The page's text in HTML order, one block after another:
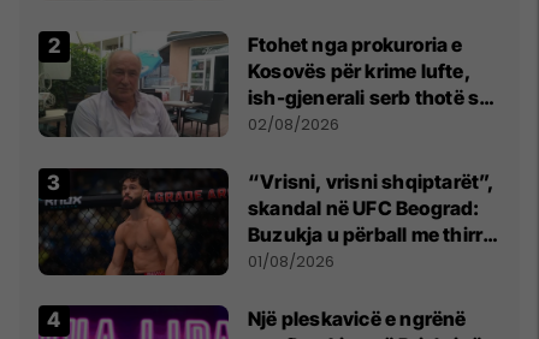
Ftohet nga prokuroria e
Kosovës për krime lufte,
ish-gjenerali serb thotë se
dikush e tradhtoi në
02/08/2026
“Vrisni, vrisni shqiptarët”,
skandal në UFC Beograd:
Buzukja u përball me thirrje
anti-shqiptare nga
01/08/2026
Një pleskavicë e ngrënë